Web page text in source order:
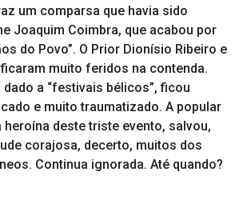
um comparsa que havia sido
Joaquim Coimbra, que acabou por
do Povo”. O Prior Dionísio Ribeiro e
muito feridos na contenda.
a “festivais bélicos”, ficou
e muito traumatizado. A popular
heroína deste triste evento, salvou,
corajosa, decerto, muitos dos
Continua ignorada. Até quando?